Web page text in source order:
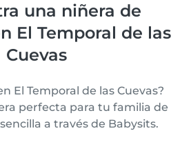
una niñera de
El Temporal de las
Cuevas
El Temporal de las Cuevas?
perfecta para tu familia de
a través de Babysits.